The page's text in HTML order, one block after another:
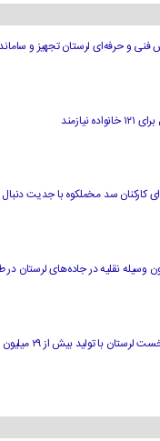
نیازمند
کارکنان سد مخملکوه با جدیت
با تولید بیش از ۲۹ میلیون اصله نهال